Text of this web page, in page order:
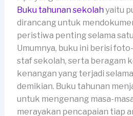
Buku tahunan sekolahyaitu
dirancang untuk
peristiwa penting selama
Umumnya, buku ini berisi
staf sekolah, serta beragam
kenangan yang terjadi
demikian. Buku tahunan
untuk mengenang masa-
merayakan pencapaian tiap